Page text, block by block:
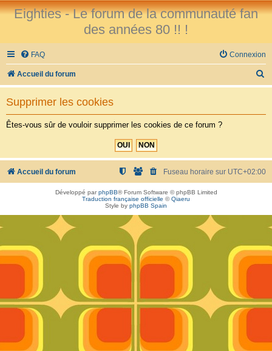
Eighties - Le forum de la communauté fan
des années 80 !! !
FAQ Connexion
Accueil du forum
e
h
r
Supprimer les cookies
Êtes-vous sûr de vouloir supprimer les cookies de ce forum ?
Accueil du forum Fuseau horaire sur UTC+02:00
Développé parphpBB® Forum Software © phpBB Limited
Traduction française officielle ©Qiaeru
Style by phpBB Spain